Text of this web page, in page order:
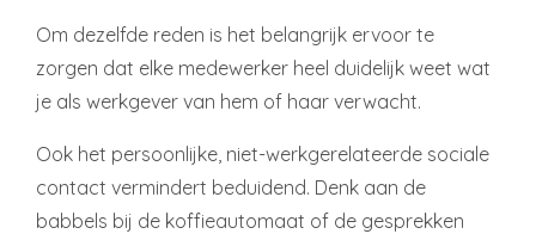
Om dezelfde reden is het belangrijk ervoor te
zorgen dat elke medewerker heel duidelijk weet wat
je als werkgever van hem of haar verwacht.
Ook het persoonlijke, niet-werkgerelateerde sociale
contact vermindert beduidend. Denk aan de
babbels bij de koffieautomaat of de gesprekken